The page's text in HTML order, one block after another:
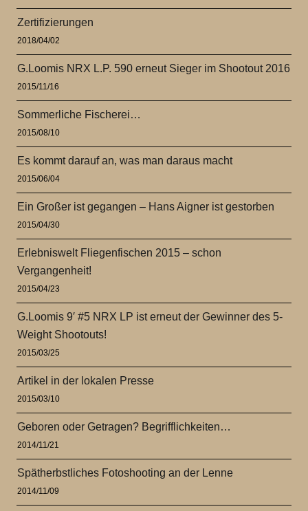
Zertifizierungen
2018/04/02
G.Loomis NRX L.P. 590 erneut Sieger im Shootout 2016
2015/11/16
Sommerliche Fischerei…
2015/08/10
Es kommt darauf an, was man daraus macht
2015/06/04
Ein Großer ist gegangen – Hans Aigner ist gestorben
2015/04/30
Erlebniswelt Fliegenfischen 2015 – schon
Vergangenheit!
2015/04/23
G.Loomis 9′ #5 NRX LP ist erneut der Gewinner des 5-
Weight Shootouts!
2015/03/25
Artikel in der lokalen Presse
2015/03/10
Geboren oder Getragen? Begrifflichkeiten…
2014/11/21
Spätherbstliches Fotoshooting an der Lenne
2014/11/09